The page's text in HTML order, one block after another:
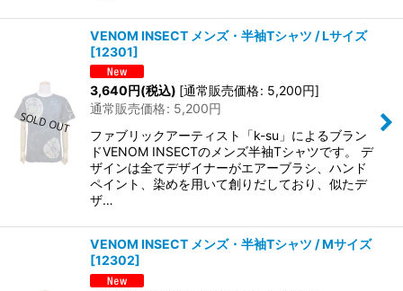
VENOM INSECT メンズ・半袖Tシャツ / Lサイズ
[12301]
3,640 円(税込) [通常販売価格: 5,200円]
通常販売価格: 5,200円
ファブリックアーティスト「k-su」によるブラン
ドVENOM INSECTのメンズ半袖Tシャツです。 デ
ザインは全てデザイナーがエアーブラシ、ハンド
ペイント、染めを用いて創りだしており、似たデ
ザ…
VENOM INSECT メンズ・半袖Tシャツ / Mサイズ
[12302]